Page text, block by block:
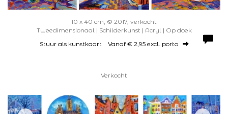
10 x 40 cm, © 2017, verkocht
Tweedimensionaal | Schilderkunst | Acryl | Op doek
Stuur als kunstkaart Vanaf € 2,95 excl. porto
Verkocht